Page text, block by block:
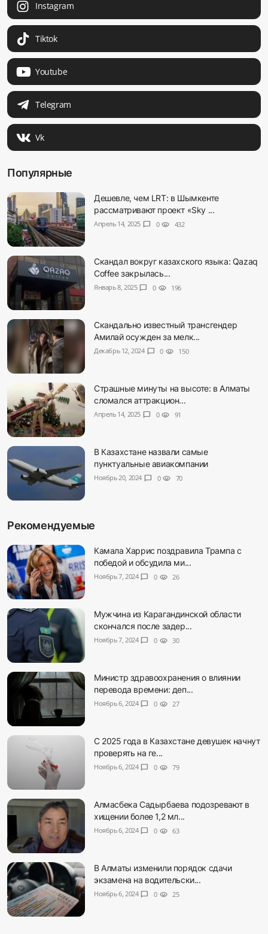
Instagram
Tiktok
Youtube
Telegram
Vk
Популярные
Дешевле, чем LRT: в Шымкенте
рассматривают проект «Sky ...
Апрель 14, 2025 chat_bubble 0 visibility 432
Скандал вокруг казахского языка: Qazaq
Coffee закрылась...
Январь 8, 2025 chat_bubble 0 visibility 196
Скандально известный трансгендер
Амилай осужден за мелк...
Декабрь 12, 2024 chat_bubble 0 visibility 150
Страшные минуты на высоте: в Алматы
сломался аттракцион...
Апрель 14, 2025 chat_bubble 0 visibility 91
В Казахстане назвали самые
пунктуальные авиакомпании
Ноябрь 20, 2024 chat_bubble 0 visibility 70
Рекомендуемые
Камала Харрис поздравила Трампа с
победой и обсудила ми...
Ноябрь 7, 2024 chat_bubble 0 visibility 26
Мужчина из Карагандинской области
скончался после задер...
Ноябрь 7, 2024 chat_bubble 0 visibility 30
Министр здравоохранения о влиянии
перевода времени: деп...
Ноябрь 6, 2024 chat_bubble 0 visibility 27
С 2025 года в Казахстане девушек начнут
проверять на ге...
Ноябрь 6, 2024 chat_bubble 0 visibility 79
Алмасбека Садырбаева подозревают в
хищении более 1,2 мл...
Ноябрь 6, 2024 chat_bubble 0 visibility 63
В Алматы изменили порядок сдачи
экзамена на водительски...
Ноябрь 6, 2024 chat_bubble 0 visibility 25